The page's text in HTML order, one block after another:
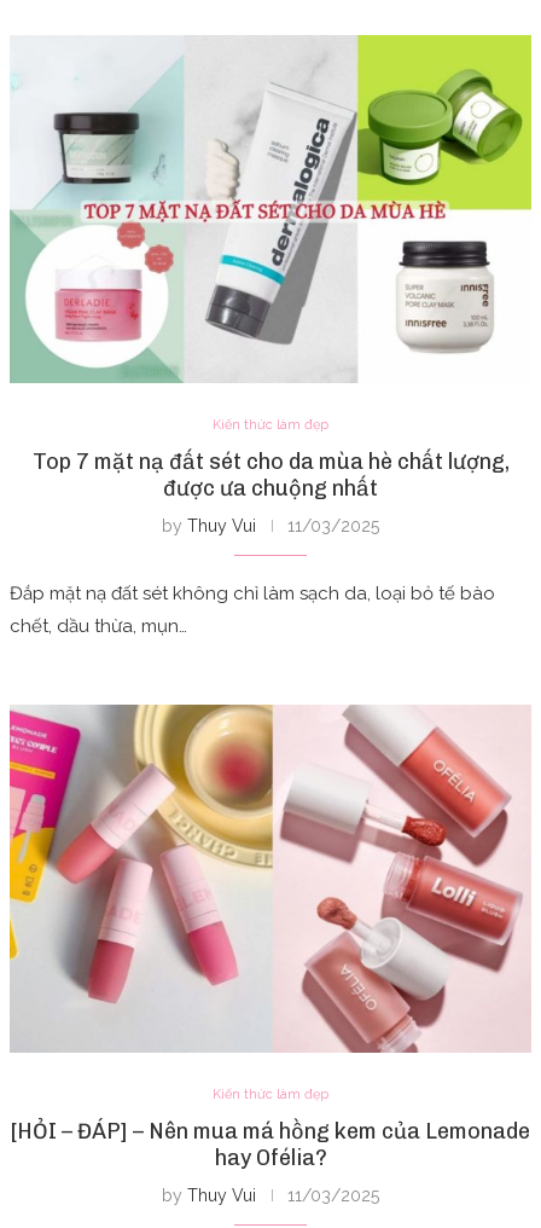
Kiến thức làm đẹp
Top 7 mặt nạ đất sét cho da mùa hè chất lượng,
được ưa chuộng nhất
by Thuy Vui 11/03/2025
Đắp mặt nạ đất sét không chỉ làm sạch da, loại bỏ tế bào
chết, dầu thừa, mụn…
Kiến thức làm đẹp
[HỎI – ĐÁP] – Nên mua má hồng kem của Lemonade
hay Ofélia?
by Thuy Vui 11/03/2025